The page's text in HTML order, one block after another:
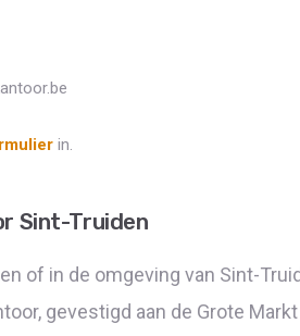
in.
Sint-Truiden
of in de omgeving van Sint-
gevestigd aan de Grote